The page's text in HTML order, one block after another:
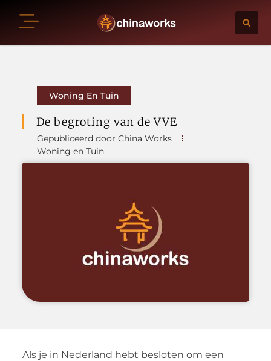
Woning En Tuin
De begroting van de VVE
Gepubliceerd door China Works
Woning en Tuin
Als je in Nederland hebt besloten om een